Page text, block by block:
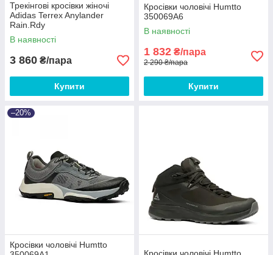
Трекінгові кросівки жіночі
Adidas Terrex Anylander
Rain.Rdy
В наявності
3 860 ₴/пара
Купити
Кросівки чоловічі Humtto
350069A6
В наявності
1 832 ₴/пара
2 290 ₴/пара
Купити
–20%
Кросівки чоловічі Humtto